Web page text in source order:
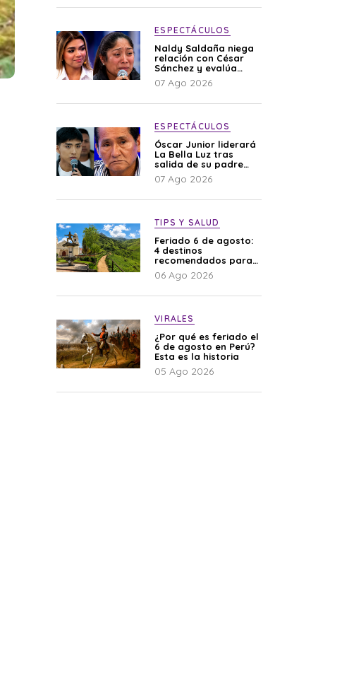
ESPECTÁCULOS
Naldy Saldaña niega
relación con César
Sánchez y evalúa
denunciar a su
esposa: “Es una
07 Ago 2026
ESPECTÁCULOS
Óscar Junior liderará
La Bella Luz tras
salida de su padre
por polémica con
Naldy Saldaña
07 Ago 2026
TIPS Y SALUD
Feriado 6 de agosto:
4 destinos
recomendados para
disfrutar el descanso
06 Ago 2026
VIRALES
¿Por qué es feriado el
6 de agosto en Perú?
Esta es la historia
05 Ago 2026